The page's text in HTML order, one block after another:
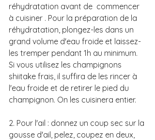
réhydratation avant de  commencer
à cuisiner . Pour la préparation de la
réhydratation, plongez-les dans un
grand volume d'eau froide et laissez-
les tremper pendant 1h au minimum.
Si vous utilisez les champignons
shiitake frais, il suffira de les rincer à
l'eau froide et de retirer le pied du
champignon. On les cuisinera entier.
2. Pour l'ail : donnez un coup sec sur la
gousse d'ail, pelez, coupez en deux,